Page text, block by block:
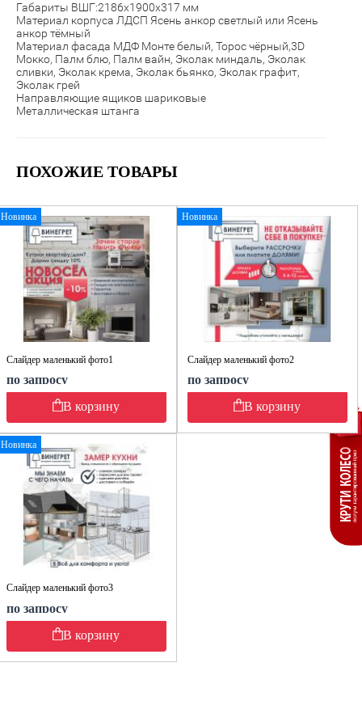
Габариты ВШГ:2186х1900х317 мм
Материал корпуса ЛДСП Ясень анкор светлый или Ясень
анкор тёмный
Материал фасада МДФ Монте белый, Торос чёрный,3D
Мокко, Палм блю, Палм вайн, Эколак миндаль, Эколак
сливки, Эколак крема, Эколак бьянко, Эколак графит,
Эколак грей
Направляющие ящиков шариковые
Металлическая штанга
ПОХОЖИЕ ТОВАРЫ
Новинка
Слайдер маленький фото1
по запросу
В корзину
Новинка
Слайдер маленький фото2
по запросу
В корзину
Новинка
Слайдер маленький фото3
по запросу
В корзину